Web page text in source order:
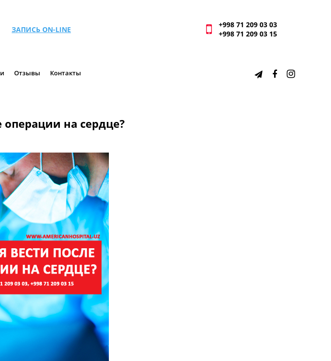
ЗАПИСЬ ON-LINE
+998 71 209 03 03
+998 71 209 03 15
Отзывы Контакты
операции на сердце?